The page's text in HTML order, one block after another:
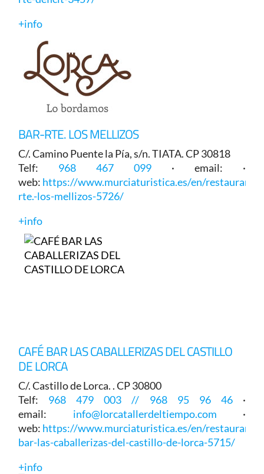
+info
BAR-RTE. LOS MELLIZOS
C/. Camino Puente la Pía, s/n. TIATA. CP 30818
Telf: 968 467 099 · email: ·
web: https://www.murciaturistica.es/en/restaurant/
rte.-los-mellizos-5726/
+info
CAFÉ BAR LAS CABALLERIZAS DEL CASTILLO
DE LORCA
C/. Castillo de Lorca. . CP 30800
Telf: 968 479 003 // 968 95 96 46 ·
email: info@lorcatallerdeltiempo.com ·
web: https://www.murciaturistica.es/en/restaurant/
bar-las-caballerizas-del-castillo-de-lorca-5715/
+info